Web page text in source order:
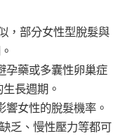
，部分女性型脫髮與
孕藥或多囊性卵巢症
長週期。
女性的脫髮機率。
乏、慢性壓力等都可